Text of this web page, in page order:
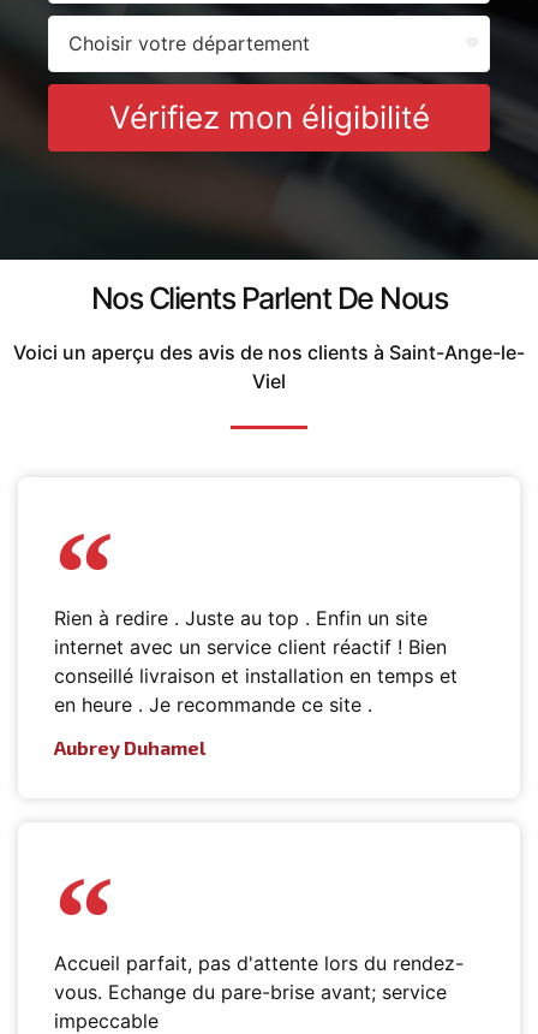
Vérifiez mon éligibilité
Nos Clients Parlent De Nous
Voici un aperçu des avis de nos clients à Saint-Ange-le-
Viel
Rien à redire . Juste au top . Enfin un site
internet avec un service client réactif ! Bien
conseillé livraison et installation en temps et
en heure . Je recommande ce site .
Aubrey Duhamel
Accueil parfait, pas d'attente lors du rendez-
vous. Echange du pare-brise avant; service
impeccable